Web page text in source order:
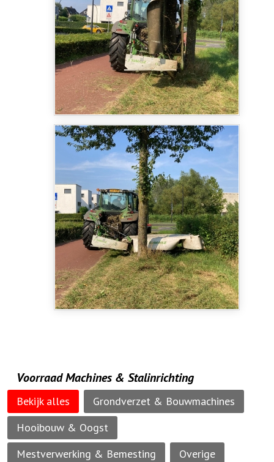
Voorraad Machines & Stalinrichting
Bekijk alles
Grondverzet & Bouwmachines
Hooibouw & Oogst
Mestverwerking & Bemesting
Overige